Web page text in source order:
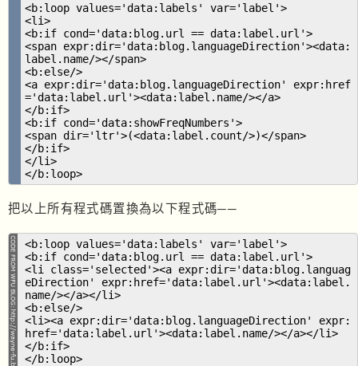
<b:loop values='data:labels' var='label'>
<li>
<b:if cond='data:blog.url == data:label.url'>
<span expr:dir='data:blog.languageDirection'><data:
label.name/></span>
<b:else/>
<a expr:dir='data:blog.languageDirection' expr:href
='data:label.url'><data:label.name/></a>
</b:if>
<b:if cond='data:showFreqNumbers'>
<span dir='ltr'>(<data:label.count/>)</span>
</b:if>
</li>
</b:loop>
把以上所有程式碼置換為以下程式碼──
<b:loop values='data:labels' var='label'>
<b:if cond='data:blog.url == data:label.url'>
<li class='selected'><a expr:dir='data:blog.languag
eDirection' expr:href='data:label.url'><data:label.
name/></a></li>
<b:else/>
<li><a expr:dir='data:blog.languageDirection' expr:
href='data:label.url'><data:label.name/></a></li>
</b:if>
</b:loop>